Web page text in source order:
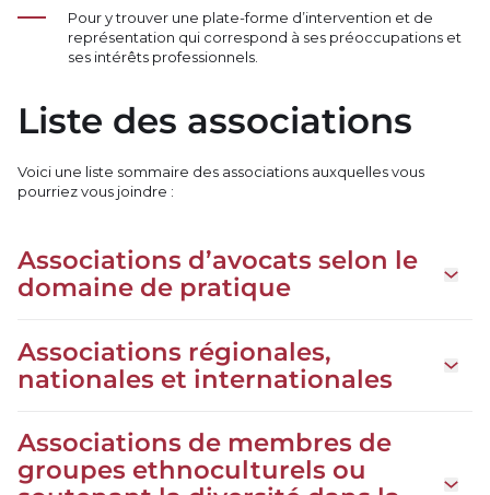
Pour y trouver une plate-forme d’intervention et de
représentation qui correspond à ses préoccupations et
ses intérêts professionnels.
Liste des associations
Voici une liste sommaire des associations auxquelles vous
pourriez vous joindre :
Associations d’avocats selon le
domaine de pratique
Associations régionales,
nationales et internationales
Associations de membres de
groupes ethnoculturels ou